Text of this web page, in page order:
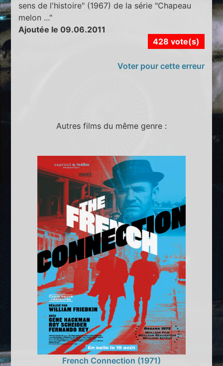
sens de l'histoire" (1967) de la série "Chapeau
melon ..."
Ajoutée le 09.06.2011
428 vote(s)
Voter pour cette erreur
Autres films du même genre :
French Connection (1971)